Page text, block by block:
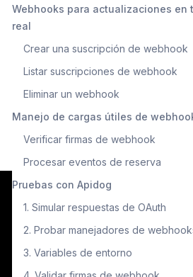
Webhooks para actualizaciones en
real
Crear una suscripción de webhook
Listar suscripciones de webhook
Eliminar un webhook
Manejo de cargas útiles de
Verificar firmas de webhook
Procesar eventos de reserva
Pruebas con Apidog
1. Simular respuestas de OAuth
2. Probar manejadores de
3. Variables de entorno